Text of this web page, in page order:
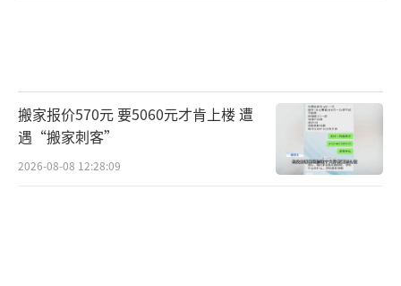
搬家报价570元 要5060元才肯上楼 遭
遇“搬家刺客”
2026-08-08 12:28:09